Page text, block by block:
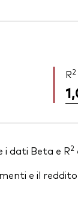
R2
i dati Beta e R2
e il